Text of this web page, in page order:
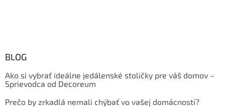
BLOG
Ako si vybrať ideálne jedálenské stoličky pre váš domov –
Sprievodca od Decoreum
Prečo by zrkadlá nemali chýbať vo vašej domácnosti?